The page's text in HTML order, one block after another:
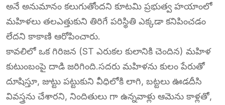
అనే అనుమానం కలుగుతోందని కూటమి ప్రభుత్వ హయాంలో
మహిళలు తలఎత్తుకుని తిరిగే పరిస్థితి ఎక్కడా కనిపించడం
లేదని కాకాణి ఆరోపించారు.
కావలిలో ఒక గిరిజన (ST ఎరుకల కులానికి చెందిన) మహిళ
కుటుంబంపై దాడి జరిగింది.సదరు మహిళను కులం పేరుతో
దూషిస్తూ, జుట్టు పట్టుకుని వీధిలోకి లాగి, బట్టలు ఊడదీసి
వివస్త్రను చేశారని, నిందితులు గా ఉన్నవాళ్లు ఆమెను కాళ్లతో,